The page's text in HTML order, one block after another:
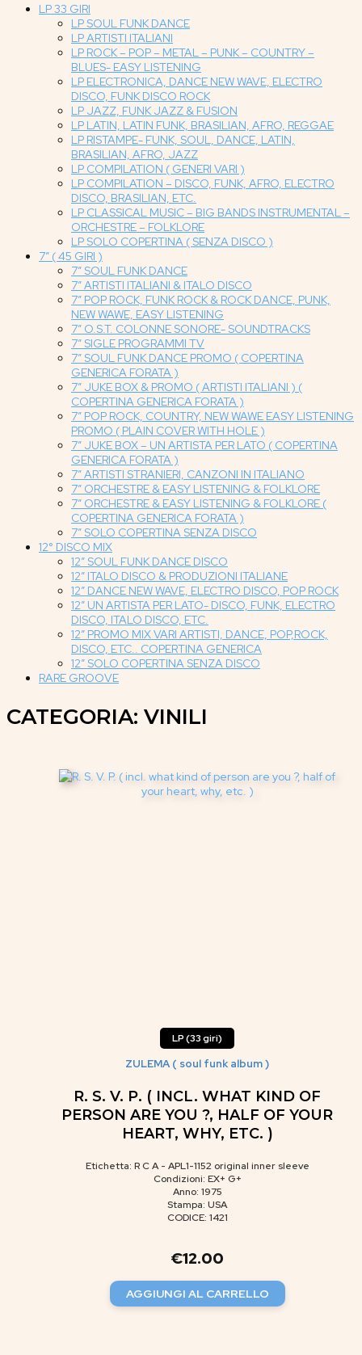
LP 33 GIRI
LP SOUL FUNK DANCE
LP ARTISTI ITALIANI
LP ROCK – POP – METAL – PUNK – COUNTRY –
BLUES- EASY LISTENING
LP ELECTRONICA, DANCE NEW WAVE, ELECTRO
DISCO, FUNK DISCO ROCK
LP JAZZ, FUNK JAZZ & FUSION
LP LATIN, LATIN FUNK, BRASILIAN, AFRO, REGGAE
LP RISTAMPE- FUNK, SOUL, DANCE, LATIN,
BRASILIAN, AFRO, JAZZ
LP COMPILATION ( GENERI VARI )
LP COMPILATION – DISCO, FUNK, AFRO, ELECTRO
DISCO, BRASILIAN, ETC.
LP CLASSICAL MUSIC – BIG BANDS INSTRUMENTAL –
ORCHESTRE – FOLKLORE
LP SOLO COPERTINA ( SENZA DISCO )
7″ ( 45 GIRI )
7″ SOUL FUNK DANCE
7″ ARTISTI ITALIANI & ITALO DISCO
7″ POP ROCK, FUNK ROCK & ROCK DANCE, PUNK,
NEW WAWE, EASY LISTENING
7″ O.S.T. COLONNE SONORE- SOUNDTRACKS
7″ SIGLE PROGRAMMI TV
7″ SOUL FUNK DANCE PROMO ( COPERTINA
GENERICA FORATA )
7″ JUKE BOX & PROMO ( ARTISTI ITALIANI ) (
COPERTINA GENERICA FORATA )
7″ POP ROCK, COUNTRY, NEW WAWE EASY LISTENING
PROMO ( PLAIN COVER WITH HOLE )
7″ JUKE BOX – UN ARTISTA PER LATO ( COPERTINA
GENERICA FORATA )
7″ ARTISTI STRANIERI, CANZONI IN ITALIANO
7″ ORCHESTRE & EASY LISTENING & FOLKLORE
7″ ORCHESTRE & EASY LISTENING & FOLKLORE (
COPERTINA GENERICA FORATA )
7″ SOLO COPERTINA SENZA DISCO
12° DISCO MIX
12″ SOUL FUNK DANCE DISCO
12″ ITALO DISCO & PRODUZIONI ITALIANE
12″ DANCE NEW WAVE, ELECTRO DISCO, POP ROCK
12″ UN ARTISTA PER LATO- DISCO, FUNK, ELECTRO
DISCO, ITALO DISCO, ETC.
12″ PROMO MIX VARI ARTISTI, DANCE, POP,ROCK,
DISCO, ETC.. COPERTINA GENERICA
12″ SOLO COPERTINA SENZA DISCO
RARE GROOVE
CATEGORIA: VINILI
LP (33 giri)
ZULEMA ( soul funk album )
R. S. V. P. ( INCL. WHAT KIND OF
PERSON ARE YOU ?, HALF OF YOUR
HEART, WHY, ETC. )
Etichetta: R C A - APL1-1152 original inner sleeve
Condizioni: EX+ G+
Anno: 1975
Stampa: USA
CODICE: 1421
€12.00
AGGIUNGI AL CARRELLO